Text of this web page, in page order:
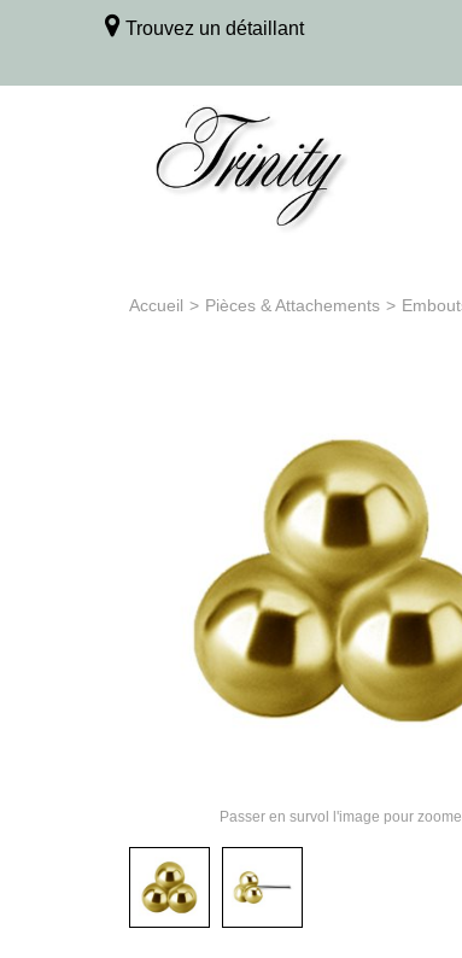
Trouvez un détaillant
Accueil > Pièces & Attachements >
Passer en survol l'image pour